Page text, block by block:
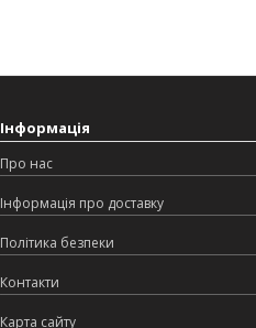
Інформація
Про нас
Інформація про доставку
Політика безпеки
Контакти
Карта сайту